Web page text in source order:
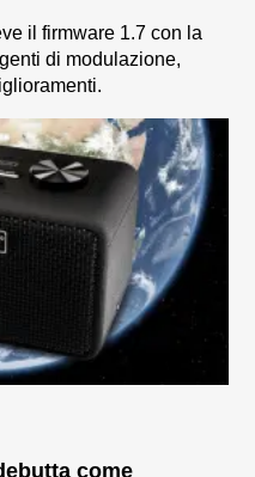
il firmware 1.7 con la
di modulazione,
come